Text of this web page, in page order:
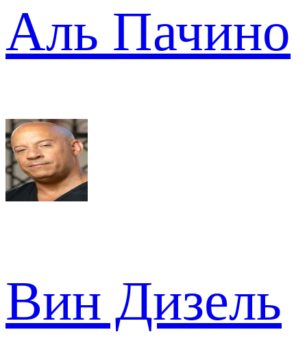
Аль Пачино
Вин Дизель